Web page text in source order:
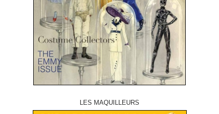
LES MAQUILLEURS